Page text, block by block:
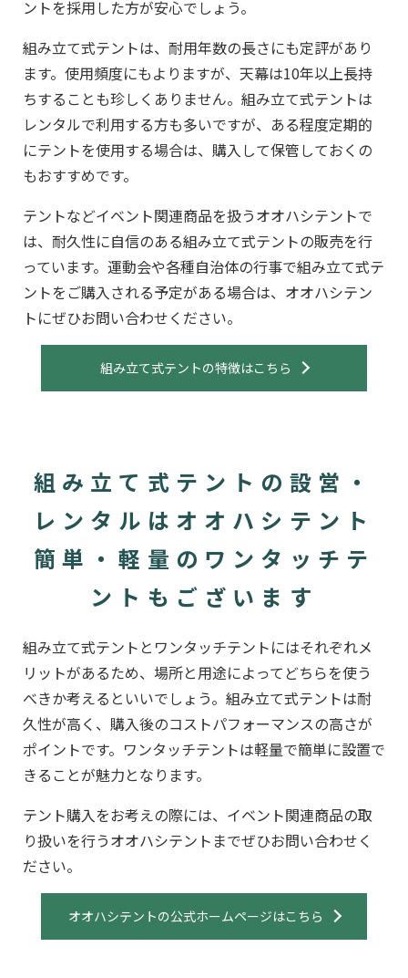
ントを採用した方が安心でしょう。
組み立て式テントは、耐用年数の長さにも定評があり
ます。使用頻度にもよりますが、天幕は10年以上長持
ちすることも珍しくありません。組み立て式テントは
レンタルで利用する方も多いですが、ある程度定期的
にテントを使用する場合は、購入して保管しておくの
もおすすめです。
テントなどイベント関連商品を扱うオオハシテントで
は、耐久性に自信のある組み立て式テントの販売を行
っています。運動会や各種自治体の行事で組み立て式テ
ントをご購入される予定がある場合は、オオハシテン
トにぜひお問い合わせください。
組み立て式テントの特徴はこちら
組み立て式テントの設営・
レンタルはオオハシテント
簡単・軽量のワンタッチテ
ントもございます
組み立て式テントとワンタッチテントにはそれぞれメ
リットがあるため、場所と用途によってどちらを使う
べきか考えるといいでしょう。組み立て式テントは耐
久性が高く、購入後のコストパフォーマンスの高さが
ポイントです。ワンタッチテントは軽量で簡単に設置で
きることが魅力となります。
テント購入をお考えの際には、イベント関連商品の取
り扱いを行うオオハシテントまでぜひお問い合わせく
ださい。
オオハシテントの公式ホームページはこちら